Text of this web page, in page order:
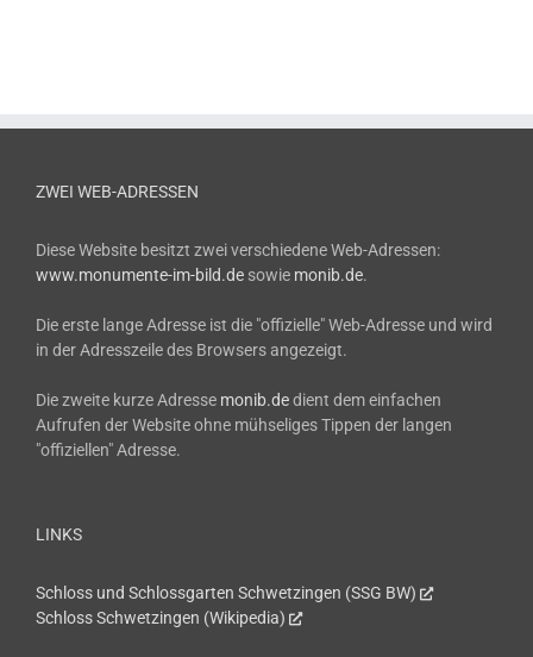
ZWEI WEB-ADRESSEN
Diese Website besitzt zwei verschiedene Web-Adressen:
www.monumente-im-bild.de sowie monib.de.
Die erste lange Adresse ist die "offizielle" Web-Adresse und wird
in der Adresszeile des Browsers angezeigt.
Die zweite kurze Adresse monib.dedient dem einfachen
Aufrufen der Website ohne mühseliges Tippen der langen
"offiziellen" Adresse.
LINKS
Schloss und Schlossgarten Schwetzingen (SSG BW)
Schloss Schwetzingen (Wikipedia)